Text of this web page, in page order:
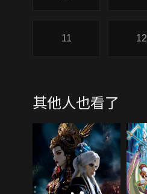
11 12
其他人也看了